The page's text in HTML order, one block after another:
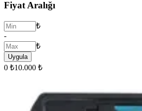
Fiyat Aralığı
₺
-
₺
Uygula
0 ₺10.000 ₺